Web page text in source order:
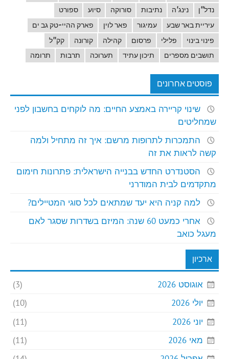
נדל"ן
נינג'ה נתיבות סורוקה סיוע
ספורט
עיריית באר שבע
עמיגור פאר לוין
פארק ההיי-טק גב ים
פינוי בינוי
פלילי פרסום קהילה קורונה
קק"ל
תושבים מספרים
תיכון עתיד תערוכה תרבות תרומה
פוסטים אחרונים
שינוי קריירה באמצע החיים: מה לוקחים בחשבון לפני
שמחליטים
התמכרות לתרופות מרשם: איך זה מתחיל ולמה
קשה לראות את זה
הסטנדרט החדש בבנייה הישראלית: פתרונות חימום
מתקדמים לבית המודרני
למה קניה היא יעד שמתאים לכל סוגי המטיילים?
אחרי כמעט 60 שנה: המיזם בשדרות שסגר לאם
מעגל כואב
ארכיון
אוגוסט 2026
יולי 2026
יוני 2026
מאי 2026